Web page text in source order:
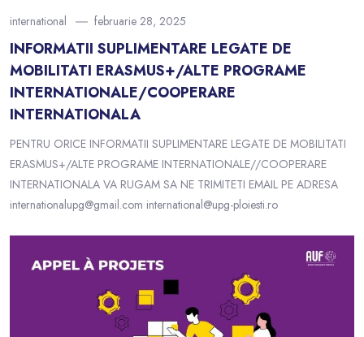
international februarie 28, 2025
INFORMATII SUPLIMENTARE LEGATE DE
MOBILITATI ERASMUS+/ALTE PROGRAME
INTERNATIONALE/COOPERARE
INTERNATIONALA
PENTRU ORICE INFORMATII SUPLIMENTARE LEGATE DE MOBILITATI
ERASMUS+/ALTE PROGRAME INTERNATIONALE//COOPERARE
INTERNATIONALA VA RUGAM SA NE TRIMITETI EMAIL PE ADRESA
internationalupg@gmail.com international@upg-ploiesti.ro